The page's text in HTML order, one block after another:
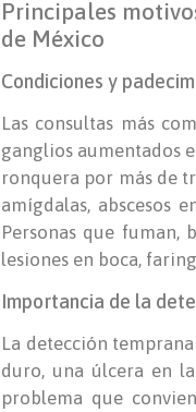
Principales
de México
Condiciones y
Las consultas más
ganglios aumentados
ronquera por más de
amígdalas, abscesos
Personas que fuman,
lesiones en boca,
Importancia de la
La detección
duro, una úlcera en
problema que